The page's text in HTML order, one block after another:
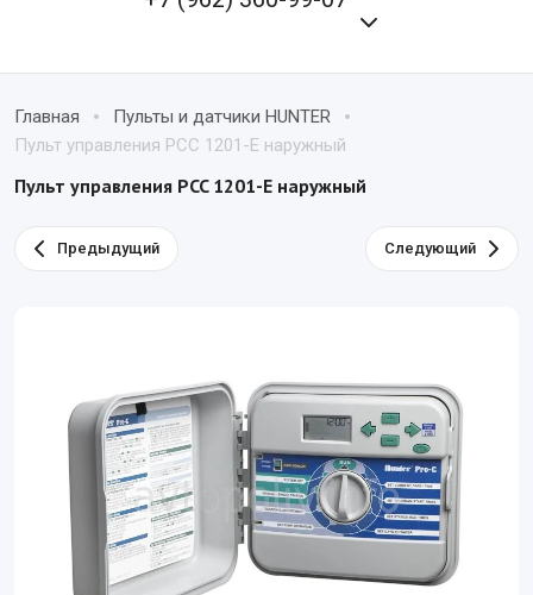
Главная
Пульты и датчики HUNTER
Пульт управления PCC 1201-E наружный
Пульт управления PCC 1201-E наружный
Предыдущий Следующий